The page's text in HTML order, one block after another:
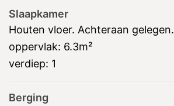
Slaapkamer
Houten vloer. Achteraan gelegen.
oppervlak: 6.3m²
verdiep: 1
Berging